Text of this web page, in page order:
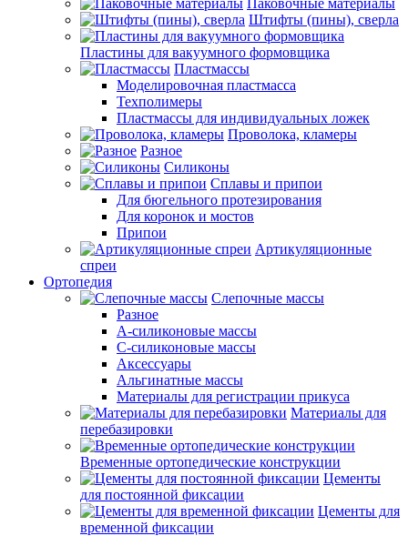
Паковочные материалы
Штифты (пины), сверла
Пластины для вакуумного формовщика
Пластмассы
Моделировочная пластмасса
Техполимеры
Пластмассы для индивидуальных ложек
Проволока, кламеры
Разное
Силиконы
Сплавы и припои
Для бюгельного протезирования
Для коронок и мостов
Припои
Артикуляционные
спреи
Ортопедия
Слепочные массы
Разное
А-силиконовые массы
С-силиконовые массы
Аксессуары
Альгинатные массы
Материалы для регистрации прикуса
Материалы для
перебазировки
Временные ортопедические конструкции
Цементы
для постоянной фиксации
Цементы для
временной фиксации